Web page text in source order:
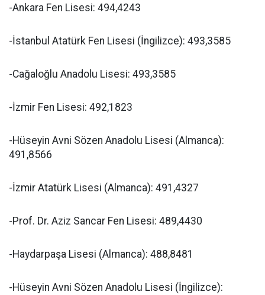
-Ankara Fen Lisesi: 494,4243
-İstanbul Atatürk Fen Lisesi (İngilizce): 493,3585
-Cağaloğlu Anadolu Lisesi: 493,3585
-İzmir Fen Lisesi: 492,1823
-Hüseyin Avni Sözen Anadolu Lisesi (Almanca):
491,8566
-İzmir Atatürk Lisesi (Almanca): 491,4327
-Prof. Dr. Aziz Sancar Fen Lisesi: 489,4430
-Haydarpaşa Lisesi (Almanca): 488,8481
-Hüseyin Avni Sözen Anadolu Lisesi (İngilizce):